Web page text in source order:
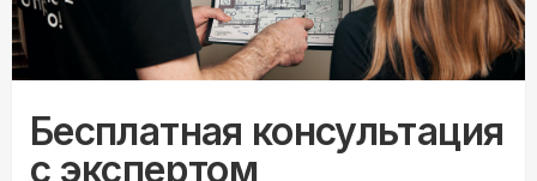
Бесплатная консультация
с экспертом